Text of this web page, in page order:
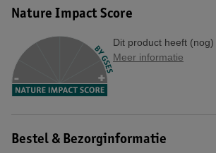
Nature Impact Score
Dit product heeft (nog)
Meer informatie
Bestel & Bezorginformatie